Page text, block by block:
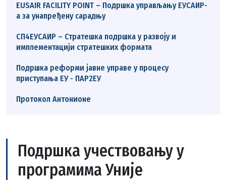
EUSAIR FACILITY POINT – Подршка управљању ЕУСАИР-
а за унапређену сарадњу
СП4ЕУСАИР – Стратешка подршка у развоју и
имплементацији стратешких формата
Подршка реформи јавне управе у процесу
приступања ЕУ - ПАР2ЕУ
Протокол Антонионе
Подршка учествовању у
програмима Уније